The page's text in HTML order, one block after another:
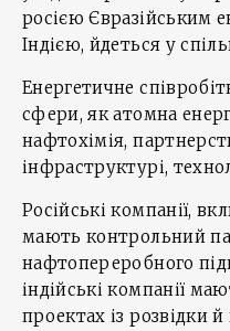
росією Євразійським
Індією, йдеться у
Енергетичне
сфери, як атомна
нафтохімія,
інфраструктурі,
Російські компанії,
мають контрольний
нафтопереробного
індійські компанії
проектах із розвідки